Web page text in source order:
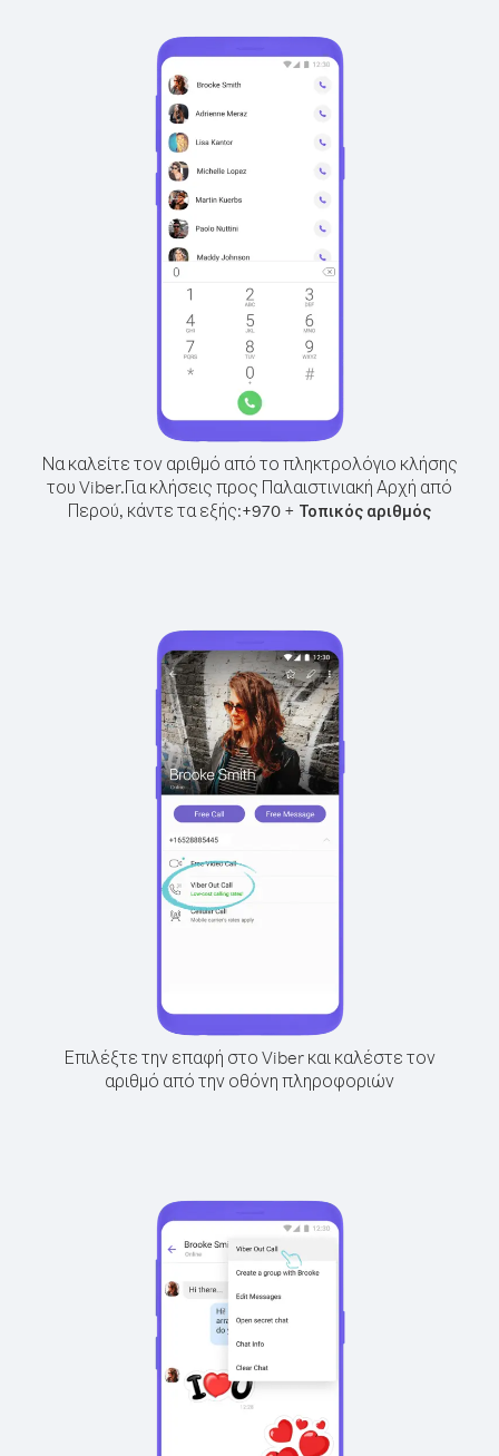
Να καλείτε τον αριθμό από το πληκτρολόγιο κλήσης
του Viber.Για κλήσεις προς Παλαιστινιακή Αρχή από
Περού, κάντε τα εξής:+970 + Τοπικός αριθμός
Επιλέξτε την επαφή στο Viber και καλέστε τον
αριθμό από την οθόνη πληροφοριών